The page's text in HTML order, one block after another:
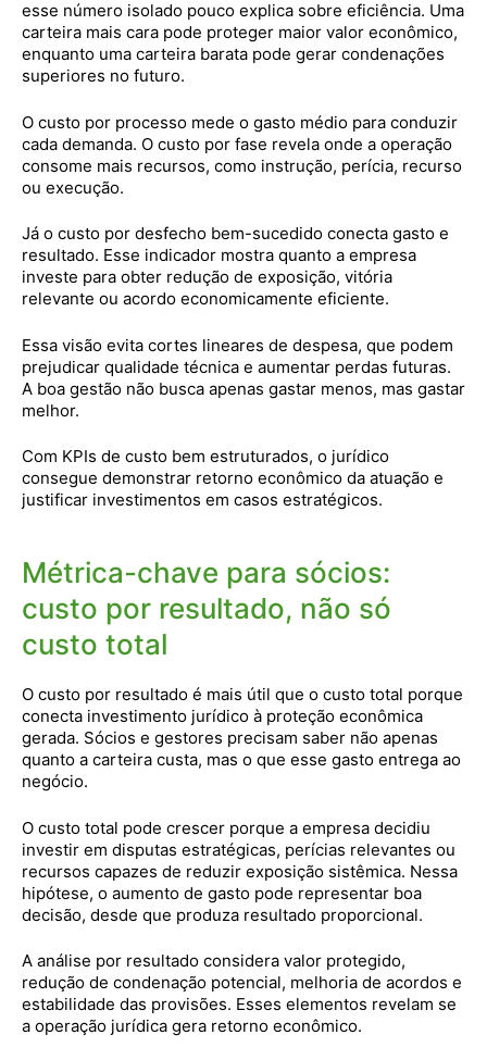
esse número isolado pouco explica sobre eficiência. Uma
carteira mais cara pode proteger maior valor econômico,
enquanto uma carteira barata pode gerar condenações
superiores no futuro.
O custo por processo mede o gasto médio para conduzir
cada demanda. O custo por fase revela onde a operação
consome mais recursos, como instrução, perícia, recurso
ou execução.
Já o custo por desfecho bem-sucedido conecta gasto e
resultado. Esse indicador mostra quanto a empresa
investe para obter redução de exposição, vitória
relevante ou acordo economicamente eficiente.
Essa visão evita cortes lineares de despesa, que podem
prejudicar qualidade técnica e aumentar perdas futuras.
A boa gestão não busca apenas gastar menos, mas gastar
melhor.
Com KPIs de custo bem estruturados, o jurídico
consegue demonstrar retorno econômico da atuação e
justificar investimentos em casos estratégicos.
Métrica-chave para sócios:
custo por resultado, não só
custo total
O custo por resultado é mais útil que o custo total porque
conecta investimento jurídico à proteção econômica
gerada. Sócios e gestores precisam saber não apenas
quanto a carteira custa, mas o que esse gasto entrega ao
negócio.
O custo total pode crescer porque a empresa decidiu
investir em disputas estratégicas, perícias relevantes ou
recursos capazes de reduzir exposição sistêmica. Nessa
hipótese, o aumento de gasto pode representar boa
decisão, desde que produza resultado proporcional.
A análise por resultado considera valor protegido,
redução de condenação potencial, melhoria de acordos e
estabilidade das provisões. Esses elementos revelam se
a operação jurídica gera retorno econômico.